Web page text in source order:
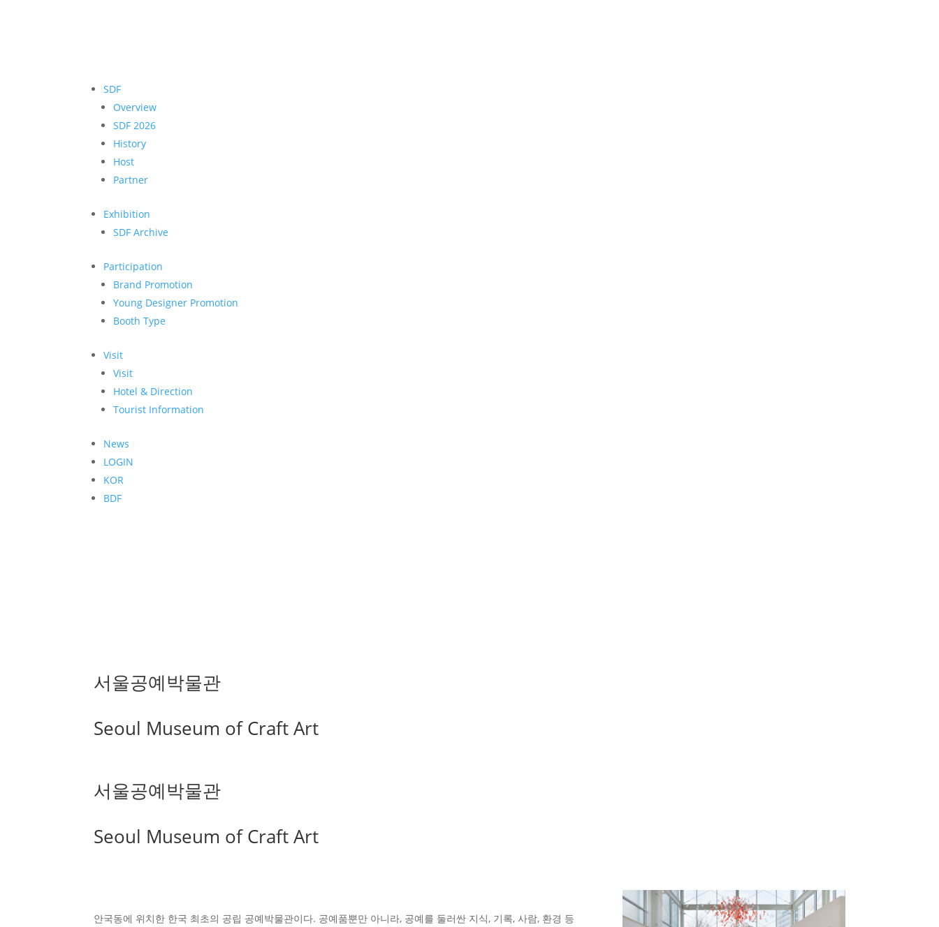
SDF
Overview
SDF 2026
History
Host
Partner
Exhibition
SDF Archive
Participation
Brand Promotion
Young Designer Promotion
Booth Type
Visit
Visit
Hotel & Direction
Tourist Information
News
LOGIN
KOR
BDF
서울공예박물관
Seoul Museum of Craft Art
서울공예박물관
Seoul Museum of Craft Art
안국동에 위치한 한국 최초의 공립 공예박물관이다. 공예품뿐만 아니라, 공예를 둘러싼 지식, 기록, 사람, 환경 등